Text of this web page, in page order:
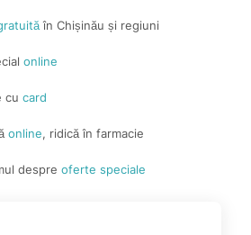
în Chișinău și regiuni
online
cu card
online, ridică în farmacie
despre oferte speciale